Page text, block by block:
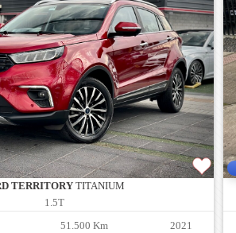
TERRITORYTITANIUM
1.5T
51.500 Km 2021